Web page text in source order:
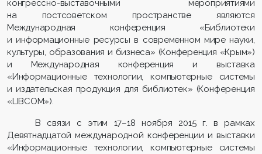
конгрессно-выставочными мероприятиями
на постсоветском пространстве являются
Международная конференция «Библиотеки
и информационные ресурсы в современном мире науки,
культуры, образования и бизнеса» (Конференция «Крым»)
и Международная конференция и выставка
«Информационные технологии, компьютерные системы
и издательская продукция для библиотек» (Конференция
«LIBCOM»).
В связи с этим 17–18 ноября 2015 г. в рамках
Девятнадцатой международной конференции и выставки
«Информационные технологии, компьютерные системы